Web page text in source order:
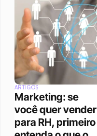
ARTIGOS
Marketing: se
você quer vender
para RH, primeiro